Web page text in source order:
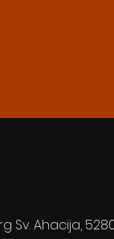
Sv. Ahacija,